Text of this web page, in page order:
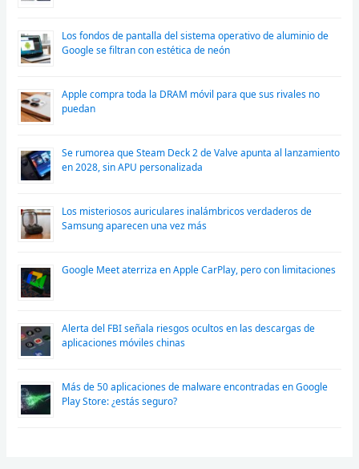
Los fondos de pantalla del sistema operativo de aluminio de
Google se filtran con estética de neón
Apple compra toda la DRAM móvil para que sus rivales no
puedan
Se rumorea que Steam Deck 2 de Valve apunta al lanzamiento
en 2028, sin APU personalizada
Los misteriosos auriculares inalámbricos verdaderos de
Samsung aparecen una vez más
Google Meet aterriza en Apple CarPlay, pero con limitaciones
Alerta del FBI señala riesgos ocultos en las descargas de
aplicaciones móviles chinas
Más de 50 aplicaciones de malware encontradas en Google
Play Store: ¿estás seguro?